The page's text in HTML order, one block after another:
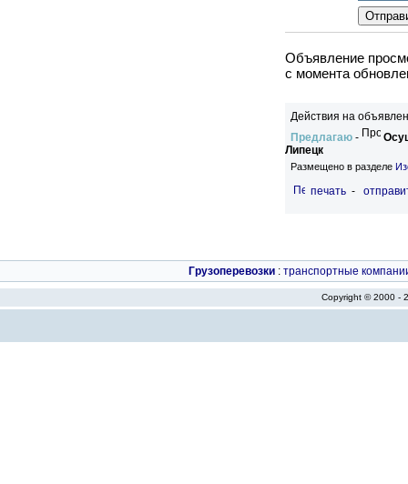
Объявление
c момента
Действия на
Предлагаю -
Липецк
Размещено в разделе
печать -
Грузоперевозки : транспортные
Copyright © 2000 -